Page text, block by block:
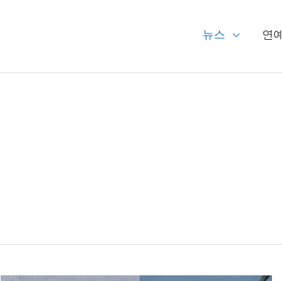
뉴스 연예